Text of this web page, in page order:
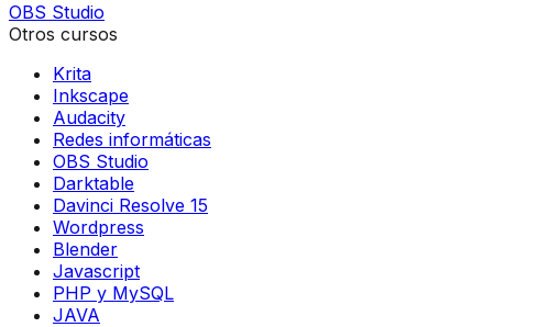
OBS Studio
Otros cursos
Krita
Inkscape
Audacity
Redes informáticas
OBS Studio
Darktable
Davinci Resolve 15
Wordpress
Blender
Javascript
PHP y MySQL
JAVA